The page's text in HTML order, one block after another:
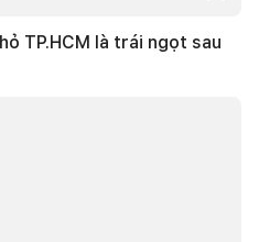
TP.HCM là trái ngọt sau